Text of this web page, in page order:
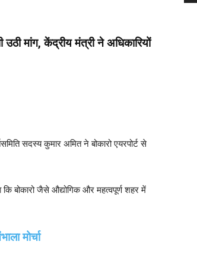
मांग, केंद्रीय मंत्री ने अधिकारियों
सदस्य कुमार अमित ने बोकारो एयरपोर्ट से
बोकारो जैसे औद्योगिक और महत्वपूर्ण शहर में
मोर्चा